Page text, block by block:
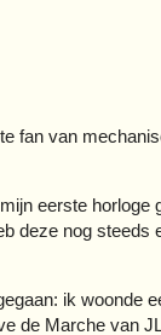
fan van
eerste
deze nog steeds
ik woonde
de Marche van